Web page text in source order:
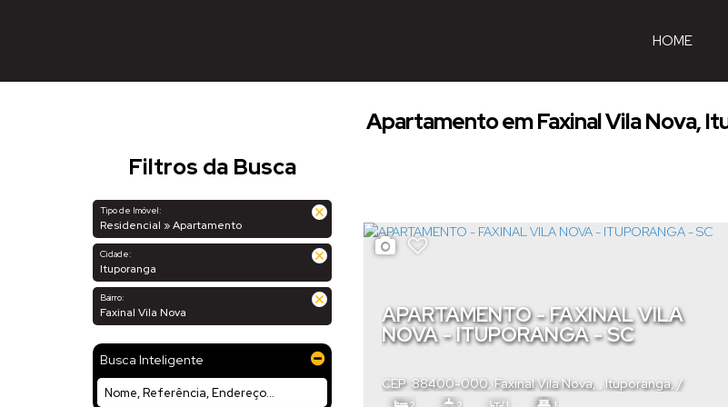
HOME
Apartamento em Faxinal Vila Nova,
Filtros da Busca
Tipo de Imóvel:
Residencial » Apartamento
Cidade:
Ituporanga
Bairro:
Faxinal Vila Nova
Busca Inteligente
APARTAMENTO - FAXINAL VILA
NOVA - ITUPORANGA - SC
CEP: 88400-000, Faxinal Vila Nova Ituporanga,
Santa Catarina,Brasil